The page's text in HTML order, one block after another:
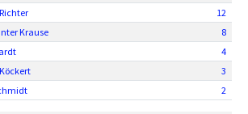
12
Krause
8
4
3
2